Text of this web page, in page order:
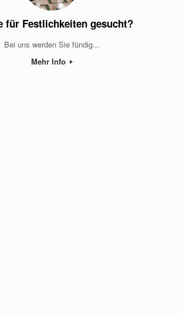
für Festlichkeiten gesucht?
Bei uns werden Sie fündig...
Mehr Info